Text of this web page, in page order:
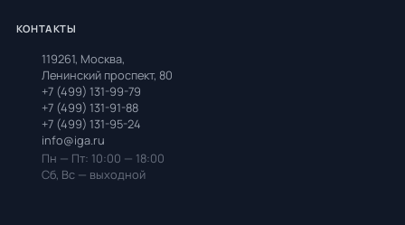
КОНТАКТЫ
119261, Москва,
Ленинский проспект, 80
+7 (499) 131-99-79
+7 (499) 131-91-88
+7 (499) 131-95-24
info@iga.ru
Пн — Пт: 10:00 — 18:00
Сб, Вс — выходной